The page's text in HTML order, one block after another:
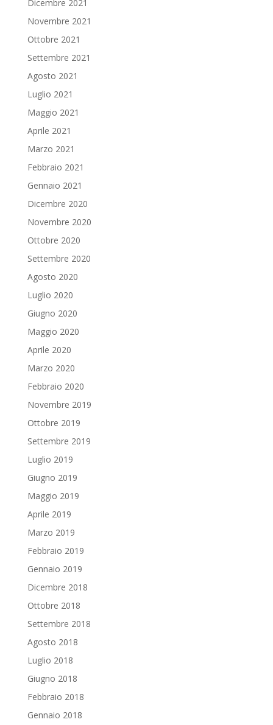
Dicembre 2021
Novembre 2021
Ottobre 2021
Settembre 2021
Agosto 2021
Luglio 2021
Maggio 2021
Aprile 2021
Marzo 2021
Febbraio 2021
Gennaio 2021
Dicembre 2020
Novembre 2020
Ottobre 2020
Settembre 2020
Agosto 2020
Luglio 2020
Giugno 2020
Maggio 2020
Aprile 2020
Marzo 2020
Febbraio 2020
Novembre 2019
Ottobre 2019
Settembre 2019
Luglio 2019
Giugno 2019
Maggio 2019
Aprile 2019
Marzo 2019
Febbraio 2019
Gennaio 2019
Dicembre 2018
Ottobre 2018
Settembre 2018
Agosto 2018
Luglio 2018
Giugno 2018
Febbraio 2018
Gennaio 2018